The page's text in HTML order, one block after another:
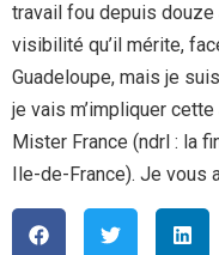
travail fou depuis douze
visibilité qu’il mérite,
Guadeloupe, mais je
je vais m’impliquer
Mister France (ndrl : la
Ile-de-France). Je vous